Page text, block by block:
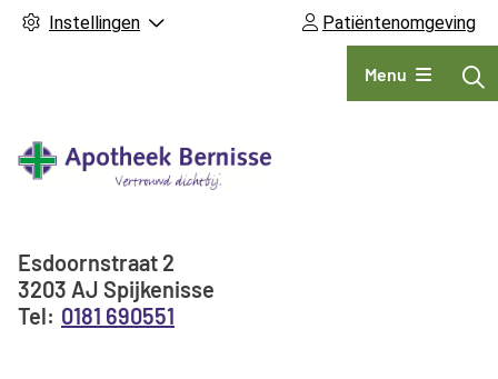
Instellingen Patiëntenomgeving
Hoofdmenu
Menu
Adresgegevens
Esdoornstraat 2
3203 AJ Spijkenisse
0181 690551